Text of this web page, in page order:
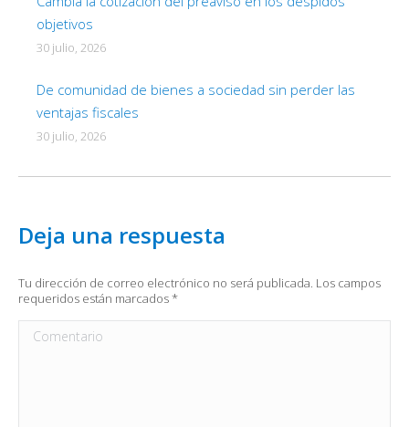
objetivos
30 julio, 2026
De comunidad de bienes a sociedad sin perder las
ventajas fiscales
30 julio, 2026
Deja una respuesta
Tu dirección de correo electrónico no será publicada. Los campos
requeridos están marcados*
Comentario